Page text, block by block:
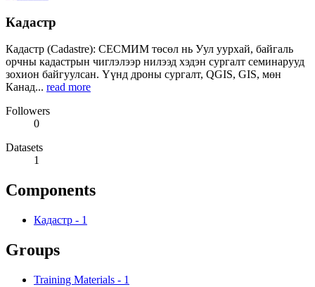
Кадастр
Кадастр (Cadastre): СЕСМИМ төсөл нь Уул уурхай, байгаль
орчны кадастрын чиглэлээр нилээд хэдэн сургалт семинарууд
зохион байгуулсан. Үүнд дроны сургалт, QGIS, GIS, мөн
Канад... read more
Followers
0
Datasets
1
Components
Кадастр - 1
Groups
Training Materials - 1